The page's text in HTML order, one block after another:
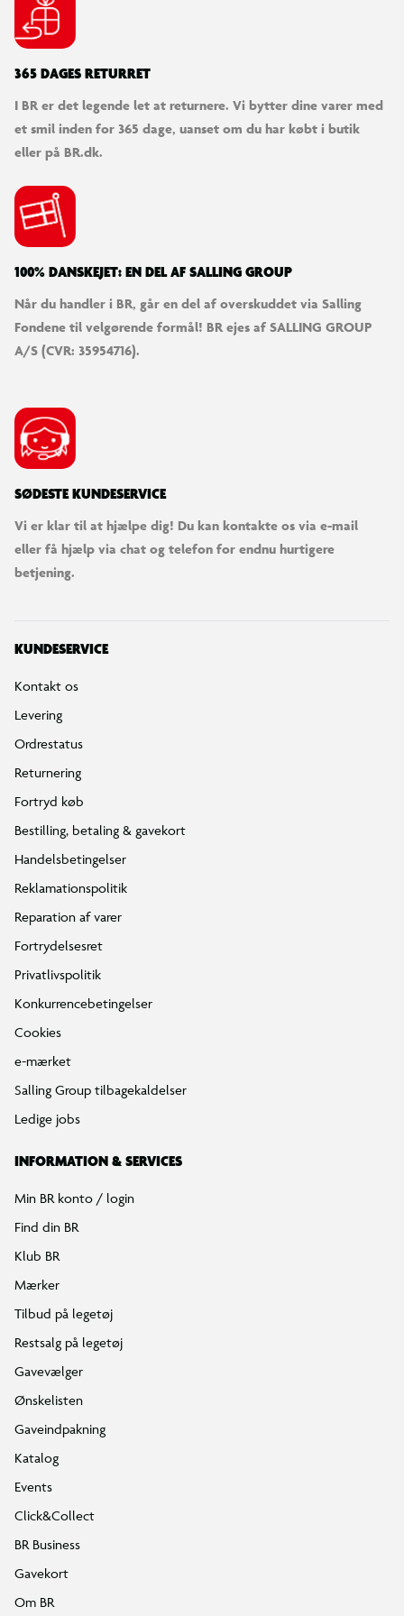
365 DAGES RETURRET
I BR er det legende let at returnere. Vi bytter dine varer med
et smil inden for 365 dage, uanset om du har købt i butik
eller på BR.dk.
100% DANSKEJET: EN DEL AF SALLING GROUP
Når du handler i BR, går en del af overskuddet via Salling
Fondene til velgørende formål! BR ejes af SALLING GROUP
A/S (CVR: 35954716).
SØDESTE KUNDESERVICE
Vi er klar til at hjælpe dig! Du kan kontakte os via e-mail
eller få hjælp via chat og telefon for endnu hurtigere
betjening.
KUNDESERVICE
Kontakt os
Levering
Ordrestatus
Returnering
Fortryd køb
Bestilling, betaling & gavekort
Handelsbetingelser
Reklamationspolitik
Reparation af varer
Fortrydelsesret
Privatlivspolitik
Konkurrencebetingelser
Cookies
e-mærket
Salling Group tilbagekaldelser
Ledige jobs
INFORMATION & SERVICES
Min BR konto / login
Find din BR
Klub BR
Mærker
Tilbud på legetøj
Restsalg på legetøj
Gavevælger
Ønskelisten
Gaveindpakning
Katalog
Events
Click&Collect
BR Business
Gavekort
Om BR